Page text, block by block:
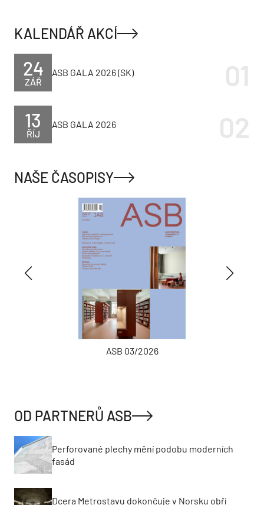
KALENDÁŘ AKCÍ
ZÁŘ
24 ASB GALA 2026 (SK)
ŘÍJ
13 ASB GALA 2026
NAŠE ČASOPISY
ASB 03/2026
OD PARTNERŮ ASB
Perforované plechy mění podobu moderních
fasád
Dcera Metrostavu dokončuje v Norsku obří